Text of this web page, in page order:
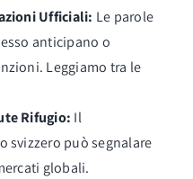
Ufficiali: Le parole
anticipano o
Leggiamo tra le
Rifugio: Il
svizzero può segnalare
globali.